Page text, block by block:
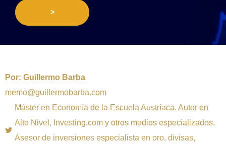
>
Por: Guillermo Barba
memo@guillermobarba.com
Máster en Economía de la Escuela Austríaca. Autor en
Alto Nivel, Investing.com y otros medios especializados.
Asesor de inversiones especialista en oro, divisas,